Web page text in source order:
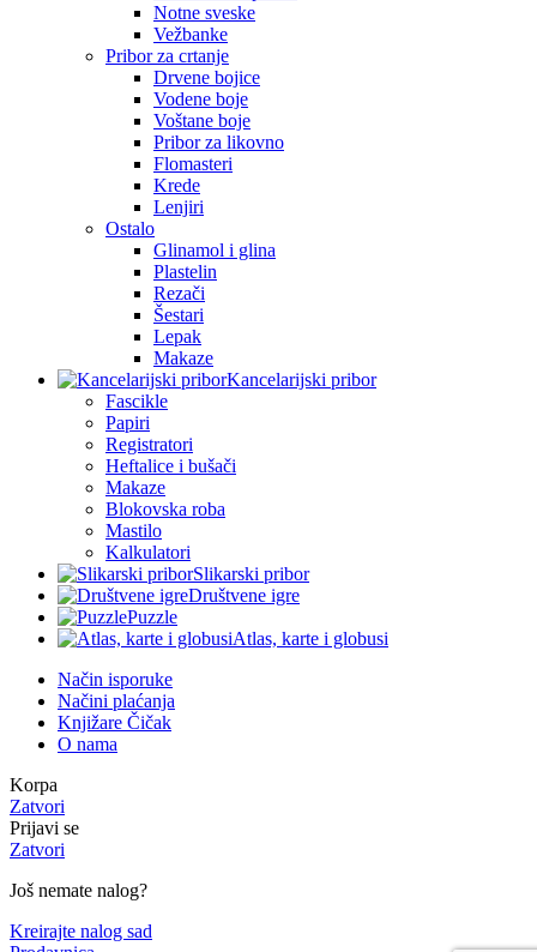
Notne sveske
Vežbanke
Pribor za crtanje
Drvene bojice
Vodene boje
Voštane boje
Pribor za likovno
Flomasteri
Krede
Lenjiri
Ostalo
Glinamol i glina
Plastelin
Rezači
Šestari
Lepak
Makaze
Kancelarijski pribor
Fascikle
Papiri
Registratori
Heftalice i bušači
Makaze
Blokovska roba
Mastilo
Kalkulatori
Slikarski pribor
Društvene igre
Puzzle
Atlas, karte i globusi
Način isporuke
Načini plaćanja
Knjižare Čičak
O nama
Korpa
Zatvori
Prijavi se
Zatvori
Još nemate nalog?
Kreirajte nalog sad